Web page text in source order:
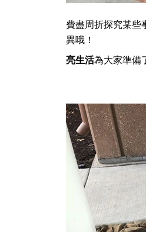
費盡周折探究某些
異哦！
亮生活為大家準備